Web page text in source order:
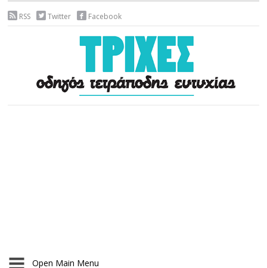
RSS Twitter Facebook
Open Main Menu